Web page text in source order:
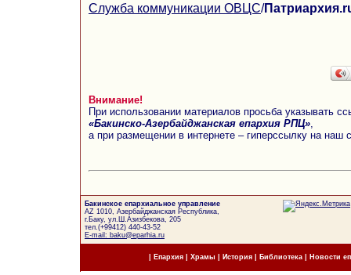
Служба коммуникации ОВЦС/
Внимание!
При использовании материалов просьба указывать
«Бакинско-Азербайджанская епархия РПЦ»
а при размещении в интернете – гиперссылку на наш
Бакинское епархиальное управление
AZ 1010, Азербайджанская Республика,
г.Баку, ул.Ш.Азизбекова, 205
тел.(+99412) 440-43-52
E-mail: baku@eparhia.ru
Епархия| Храмы История| Библиотека Новости